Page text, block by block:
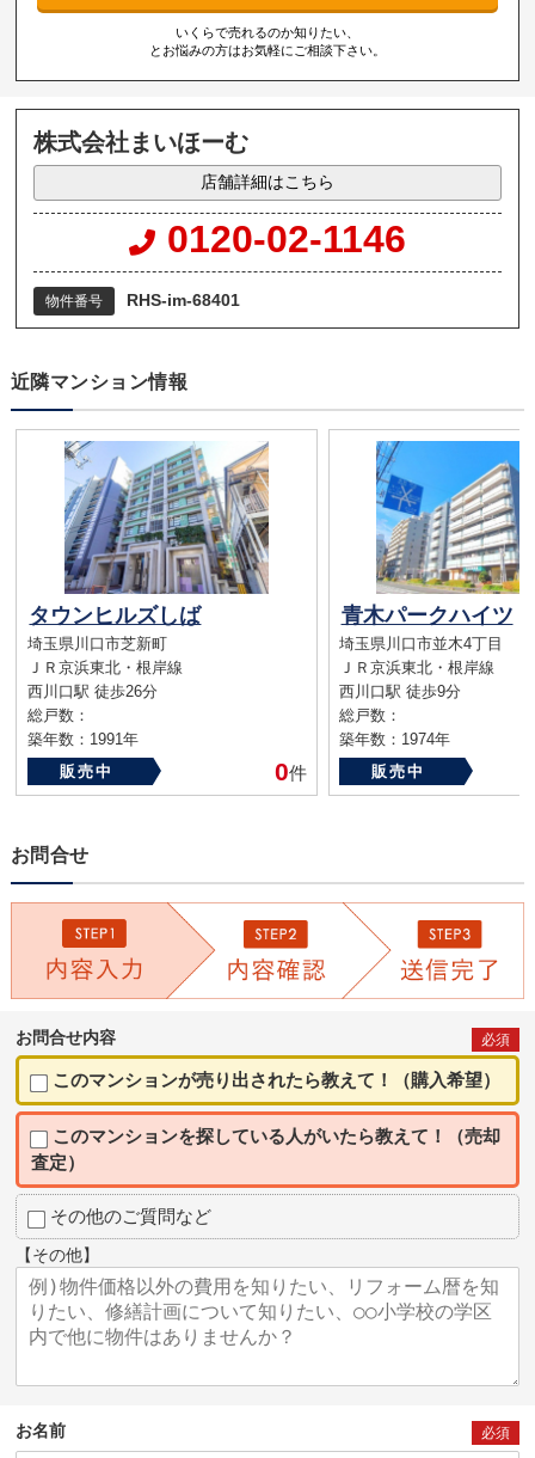
いくらで売れるのか知りたい、
とお悩みの方はお気軽にご相談下さい。
株式会社まいほーむ
店舗詳細はこちら
0120-02-1146
物件番号 RHS-im-68401
近隣マンション情報
タウンヒルズしば
埼玉県川口市芝新町
ＪＲ京浜東北・根岸線
西川口駅 徒歩26分
総戸数：
築年数：1991年
販売中
0件
青木パークハイツ
埼玉県川口市並木4丁目
ＪＲ京浜東北・根岸線
西川口駅 徒歩9分
総戸数：
築年数：1974年
販売中
お問合せ
お問合せ内容 必須
このマンションが売り出されたら教えて！（購入希望）
このマンションを探している人がいたら教えて！（売却
査定）
その他のご質問など
【その他】
お名前 必須